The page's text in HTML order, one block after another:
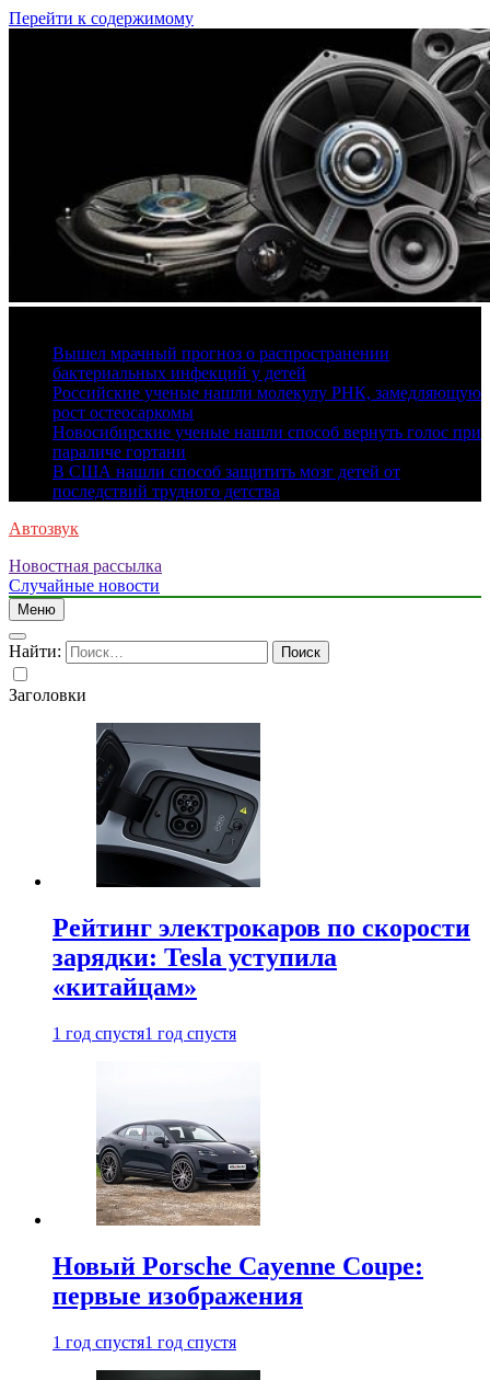
Перейти к содержимому
Вышел мрачный прогноз о распространении
бактериальных инфекций у детей
Российские ученые нашли молекулу РНК, замедляющую
рост остеосаркомы
Новосибирские ученые нашли способ вернуть голос при
параличе гортани
В США нашли способ защитить мозг детей от
последствий трудного детства
Автозвук
Новостная рассылка
Случайные новости
Меню
Найти:
Заголовки
Рейтинг электрокаров по скорости
зарядки: Tesla уступила
«китайцам»
1 год спустя1 год спустя
Новый Porsche Cayenne Coupe:
первые изображения
1 год спустя1 год спустя